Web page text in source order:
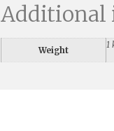
Weight
1